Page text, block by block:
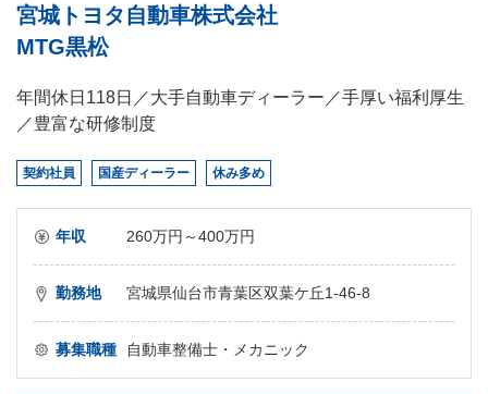
宮城トヨタ自動車株式会社
MTG黒松
年間休日118日／大手自動車ディーラー／手厚い福利厚生
／豊富な研修制度
契約社員 国産ディーラー 休み多め
年収 260万円～400万円
勤務地 宮城県仙台市青葉区双葉ケ丘1-46-8
募集職種 自動車整備士・メカニック